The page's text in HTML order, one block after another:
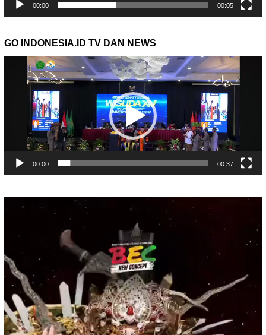
00:00 00:05
GO INDONESIA.ID TV DAN NEWS
Pemutar
00:00 00:37